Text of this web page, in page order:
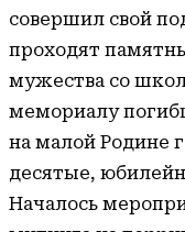
совершил свой
проходят
мужества со
мемориалу
на малой Родине
десятые,
Началось